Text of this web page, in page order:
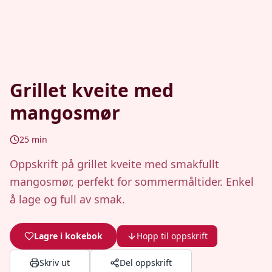
Grillet kveite med
mangosmør
25 min
Oppskrift på grillet kveite med smakfullt
mangosmør, perfekt for sommermåltider. Enkel
å lage og full av smak.
Lagre i kokebok Hopp til oppskrift
Skriv ut Del oppskrift